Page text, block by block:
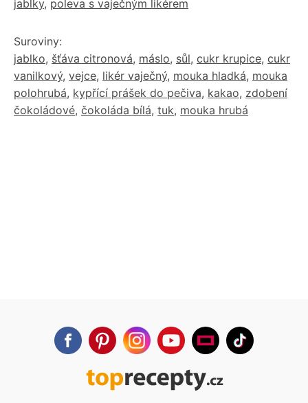
jablky, poleva s vaječným likérem
Suroviny:
jablko, šťáva citronová, máslo, sůl, cukr krupice, cukr
vanilkový, vejce, likér vaječný, mouka hladká, mouka
polohrubá, kypřící prášek do pečiva, kakao, zdobení
čokoládové, čokoláda bílá, tuk, mouka hrubá